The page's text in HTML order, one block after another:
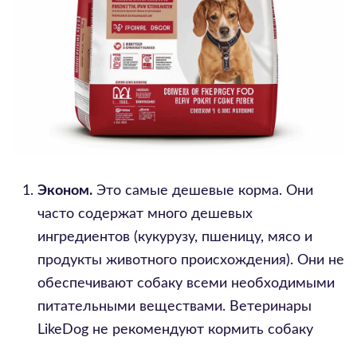
Эконом. Это самые дешевые корма. Они
часто содержат много дешевых
ингредиентов (кукурузу, пшеницу, мясо и
продукты животного происхождения). Они не
обеспечивают собаку всеми необходимыми
питательными веществами. Ветеринары
LikeDog не рекомендуют кормить собаку